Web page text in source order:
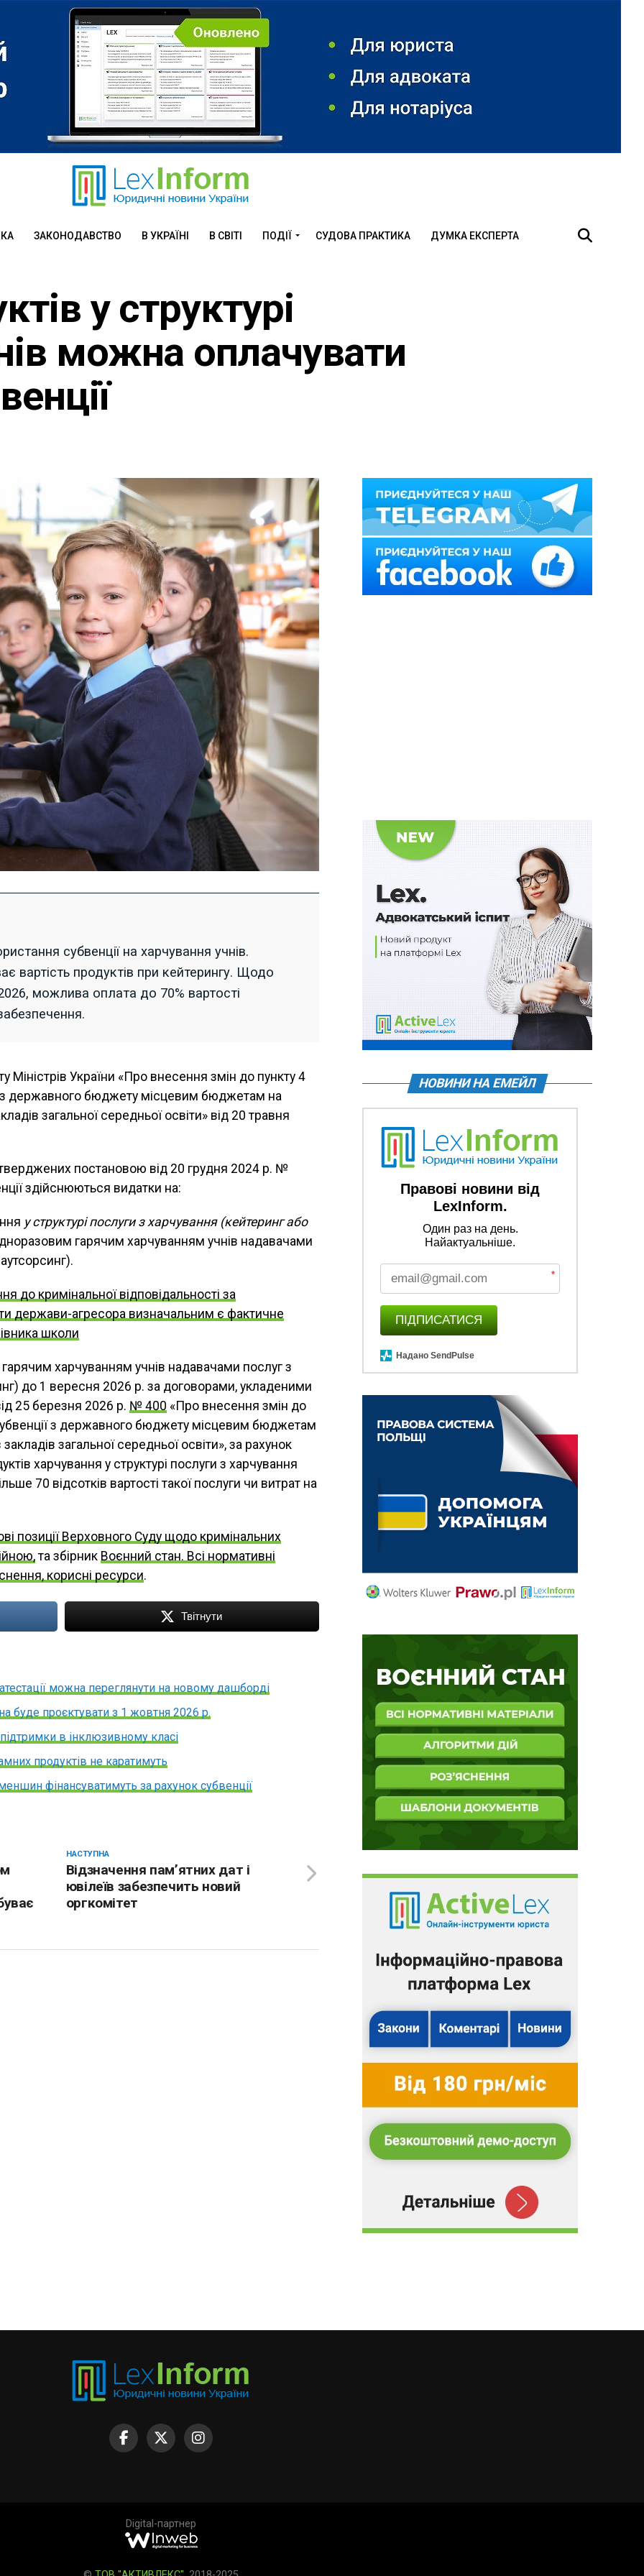
ЗАКОНОДАВСТВО В УКРАЇНІ В СВІТІ ПОДІЇ СУДОВА ПРАКТИКА ДУМКА ЕКСПЕРТА
у структурі
можна оплачувати
субвенції на харчування учнів.
вартість продуктів при кейтерингу. Щодо
можлива оплата до 70% вартості
Міністрів України «Про внесення змін до пункту 4
з державного бюджету місцевим бюджетам на
загальної середньої освіти» від 20 травня
постановою від 20 грудня 2024 р. №
здійснюються видатки на:
у структурі послуги з харчування (кейтеринг або
гарячим харчуванням учнів надавачами
до кримінальної відповідальності за
держави-агресора визначальним є фактичне
школи
харчуванням учнів надавачами послуг з
до 1 вересня 2026 р. за договорами, укладеними
25 березня 2026 р. № 400 «Про внесення змін до
з державного бюджету місцевим бюджетам
загальної середньої освіти», за рахунок
харчування у структурі послуги з харчування
70 відсотків вартості такої послуги чи витрат на
позиції Верховного Суду щодо кримінальних
та збірник Воєнний стан. Всі нормативні
корисні ресурси.
Твітнути
можна переглянути на новому дашборді
буде проєктувати з 1 жовтня 2026 р.
в інклюзивному класі
продуктів не каратимуть
фінансуватимуть за рахунок субвенції
НАСТУПНА
Відзначення пам’ятних дат і
ювілеїв забезпечить новий
оргкомітет
НОВИНИ НА ЕМЕЙЛ
Правові новини від
LexInform.
Один раз на день.
Найактуальніше.
*
ПІДПИСАТИСЯ
Надано SendPulse
Digital-партнер